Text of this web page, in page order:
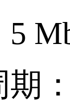
：